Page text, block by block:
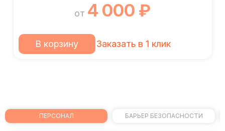
от 4 000 ₽
В корзину Заказать в 1 клик
ПЕРСОНАЛ БАРЬЕР БЕЗОПАСНОСТИ